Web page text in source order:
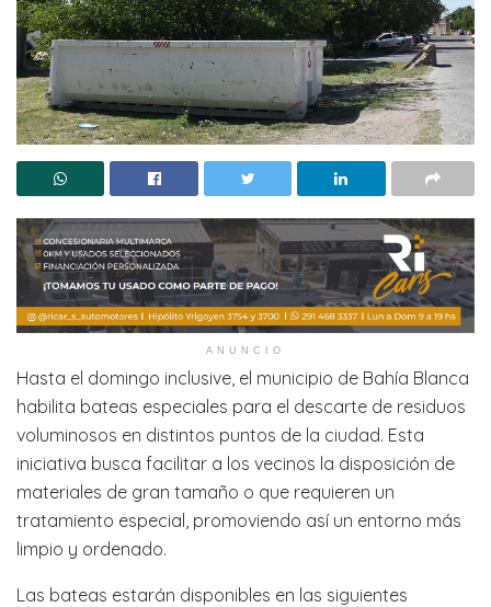
ANUNCIO
Hasta el domingo inclusive, el municipio de Bahía Blanca
habilita bateas especiales para el descarte de residuos
voluminosos en distintos puntos de la ciudad. Esta
iniciativa busca facilitar a los vecinos la disposición de
materiales de gran tamaño o que requieren un
tratamiento especial, promoviendo así un entorno más
limpio y ordenado.
Las bateas estarán disponibles en las siguientes